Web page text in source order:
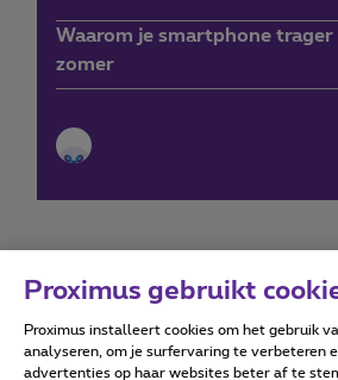
Waarom je smartphone
zomer
Forumvoorwaarden
Proximus gebruikt
Proximus installeert cookies om het gebruik
analyseren, om je surfervaring te verbeteren
advertenties op haar websites beter af te